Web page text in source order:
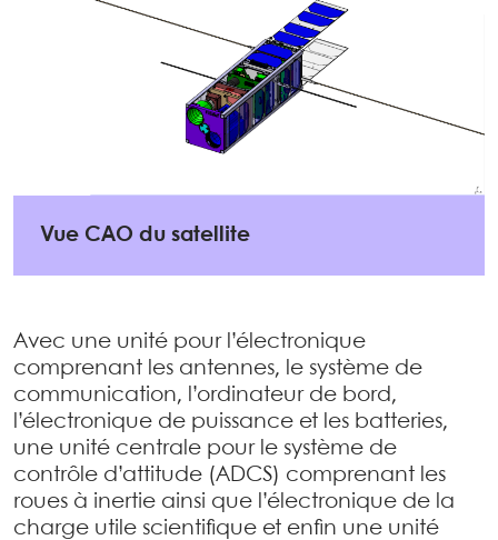
Vue CAO du satellite
Avec une unité pour l’électronique
comprenant les antennes, le système de
communication, l’ordinateur de bord,
l’électronique de puissance et les batteries,
une unité centrale pour le système de
contrôle d’attitude (ADCS) comprenant les
roues à inertie ainsi que l’électronique de la
charge utile scientifique et enfin une unité